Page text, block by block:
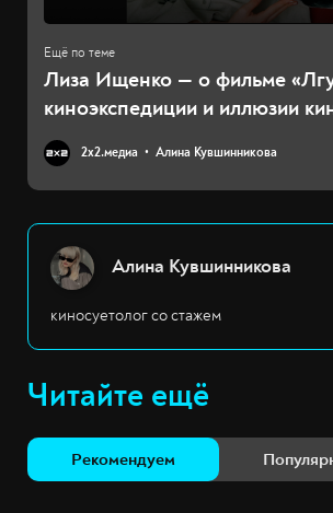
Лиза Ищенко — о фильме
киноэкспедиции и иллюзии
2х2.медиа Алина Кувшинникова
Алина Кувшинникова
киносуетолог со стажем
Читайте ещё
Рекомендуем